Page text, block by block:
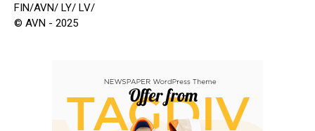
FIN/AVN/ LY/ LV/
© AVN - 2025